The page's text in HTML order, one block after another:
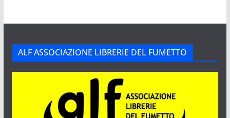
ALF ASSOCIAZIONE LIBRERIE DEL FUMETTO